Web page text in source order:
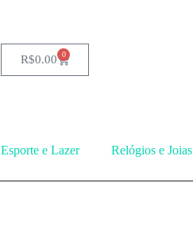
R$0.00 0
Esporte e Lazer Relógios e Joias